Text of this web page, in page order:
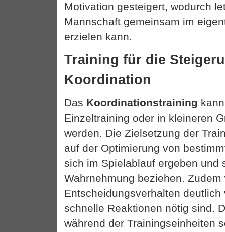
Motivation gesteigert, wodurch
Mannschaft gemeinsam im
erzielen kann.
Training für die
Koordination
Das Koordinationstraining
Einzeltraining oder in kleineren
werden. Die Zielsetzung der
auf der Optimierung von
sich im Spielablauf ergeben und
Wahrnehmung beziehen. Zudem
Entscheidungsverhalten deutlich
schnelle Reaktionen nötig sind.
während der Trainingseinheiten